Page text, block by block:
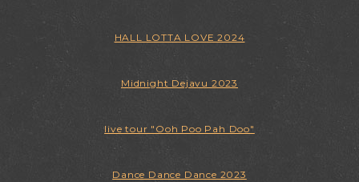
HALL LOTTA LOVE 2024
Midnight Dejavu 2023
live tour "Ooh Poo Pah Doo"
Dance Dance Dance 2023